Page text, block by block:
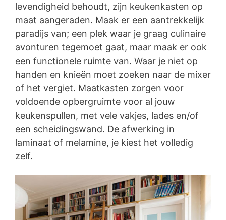
levendigheid behoudt, zijn keukenkasten op
maat aangeraden. Maak er een aantrekkelijk
paradijs van; een plek waar je graag culinaire
avonturen tegemoet gaat, maar maak er ook
een functionele ruimte van. Waar je niet op
handen en knieën moet zoeken naar de mixer
of het vergiet. Maatkasten zorgen voor
voldoende opbergruimte voor al jouw
keukenspullen, met vele vakjes, lades en/of
een scheidingswand. De afwerking in
laminaat of melamine, je kiest het volledig
zelf.